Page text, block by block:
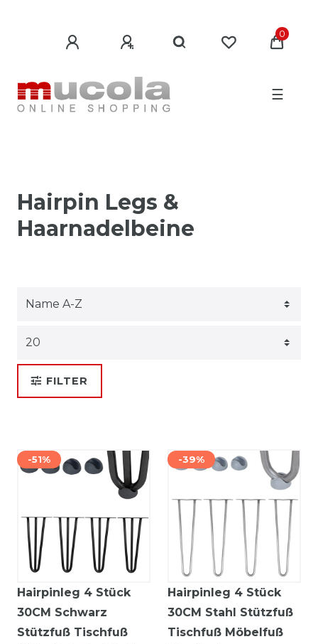
0
☰
Hairpin Legs &
Haarnadelbeine
FILTER
-51%
Hairpinleg 4 Stück
30CM Schwarz
Stützfuß Tischfuß
-39%
Hairpinleg 4 Stück
30CM Stahl Stützfuß
Tischfuß Möbelfuß